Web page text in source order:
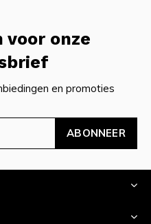
voor onze
en promoties
ABONNEER